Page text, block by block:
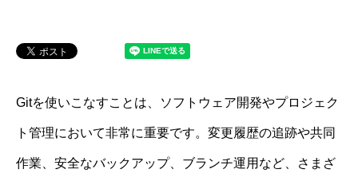
Gitを使いこなすことは、ソフトウェア開発やプロジェク
ト管理において非常に重要です。変更履歴の追跡や共同
作業、安全なバックアップ、ブランチ運用など、さまざ